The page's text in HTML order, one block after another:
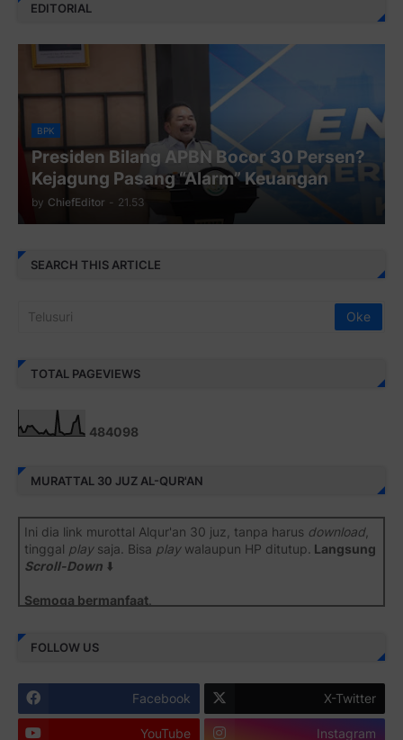
EDITORIAL
BPK
Presiden Bilang APBN Bocor 30 Persen?
Kejagung Pasang “Alarm” Keuangan
by ChiefEditor - 21.53
SEARCH THIS ARTICLE
TOTAL PAGEVIEWS
484098
MURATTAL 30 JUZ AL-QUR'AN
Ini dia link murottal Alqur'an 30 juz, tanpa harus download,
tinggal playsaja. Bisa playwalaupun HP ditutup. Langsung
Scroll-Down ⬇️
Semoga bermanfaat
Juz 1 ⇨
Juz 3 ⇨ http://j.mp/2bFSrtF
Juz 4 ⇨ http://j.mp/2b8SXi3
FOLLOW US
Facebook X-Twitter
YouTube Instagram